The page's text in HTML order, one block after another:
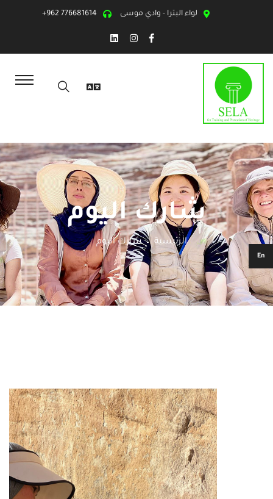
En
لواء البترا - وادي موسى +962 776681614
شارك اليوم
الرئيسية شارك اليوم